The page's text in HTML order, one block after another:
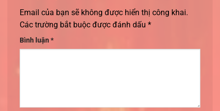
Email của bạn sẽ không được hiển thị công khai.
Các trường bắt buộc được đánh dấu *
Bình luận *